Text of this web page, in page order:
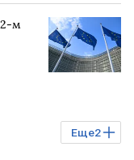
м
Еще2